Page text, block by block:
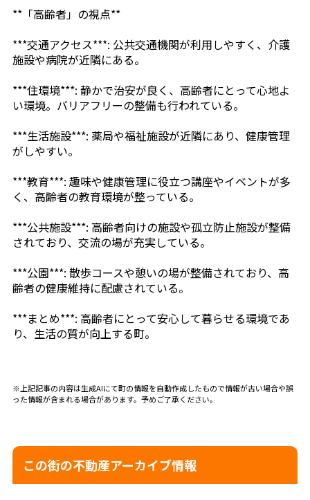
**「高齢者」の視点**
***交通アクセス***: 公共交通機関が利用しやすく、介護
施設や病院が近隣にある。
***住環境***: 静かで治安が良く、高齢者にとって心地よ
い環境。バリアフリーの整備も行われている。
***生活施設***: 薬局や福祉施設が近隣にあり、健康管理
がしやすい。
***教育***: 趣味や健康管理に役立つ講座やイベントが多
く、高齢者の教育環境が整っている。
***公共施設***: 高齢者向けの施設や孤立防止施設が整備
されており、交流の場が充実している。
***公園***: 散歩コースや憩いの場が整備されており、高
齢者の健康維持に配慮されている。
***まとめ***: 高齢者にとって安心して暮らせる環境であ
り、生活の質が向上する町。
※上記記事の内容は生成AIにて町の情報を自動作成したもので情報が古い場合や誤
った情報が含まれる場合があります。予めご了承ください。
この街の不動産アーカイブ情報